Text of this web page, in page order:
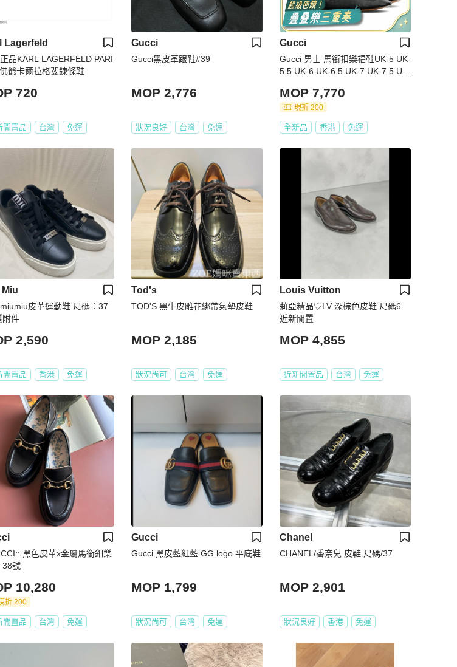
Lagerfeld
品KARL LAGERFELD PARI
爺卡爾拉格斐鍊條鞋
720
閒置品 台灣 免運
Gucci
Gucci黑皮革跟鞋#39
MOP 2,776
狀況良好 台灣 免運
Gucci
Gucci 男士 馬銜扣樂福鞋UK-5 UK-
5.5 UK-6 UK-6.5 UK-7 UK-7.5 UK-
10.5 UK-11 UK-11.5 UK-12 UK-1
2.5 UK-13 UK-14碼
MOP 7,770
現折 200
全新品 香港 免運
Miu
皮革運動鞋 尺碼：37
🈚附件
2,590
閒置品 香港 免運
Tod's
TOD'S 黑牛皮雕花綁帶氣墊皮鞋
MOP 2,185
狀況尚可 台灣 免運
Louis Vuitton
莉亞精品♡LV 深棕色皮鞋 尺碼6
近新閒置
MOP 4,855
近新閒置品 台灣 免運
黑色皮革x金屬馬銜釦樂
38號
10,280
折 200
閒置品 台灣 免運
Gucci
Gucci 黑皮藍紅藍 GG logo 平底鞋
MOP 1,799
狀況尚可 台灣 免運
Chanel
CHANEL/香奈兒 皮鞋 尺碼/37
MOP 2,901
狀況良好 香港 免運